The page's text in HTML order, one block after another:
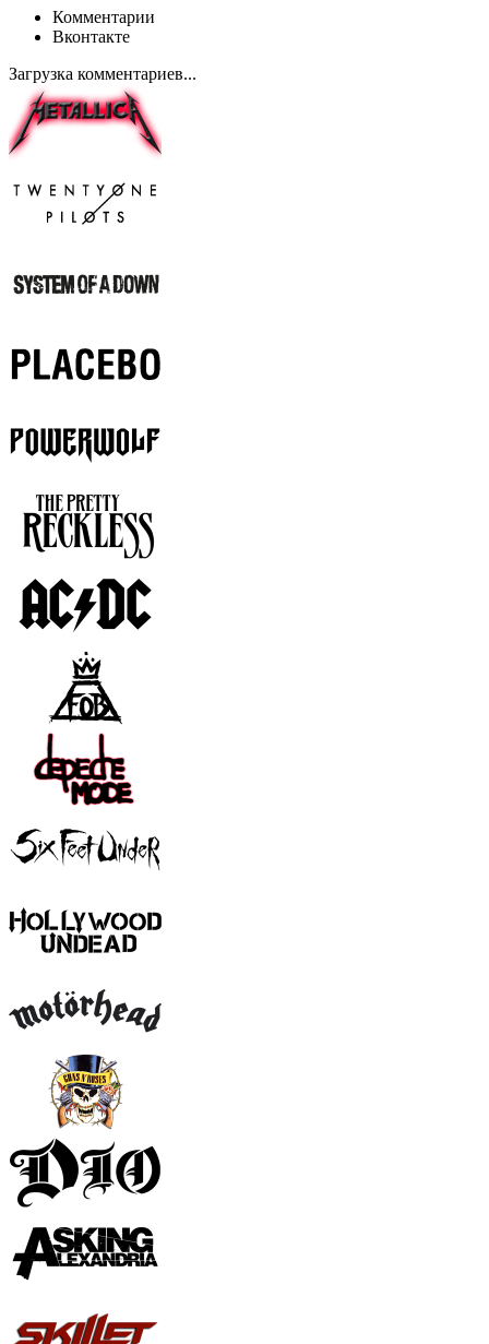
Комментарии
Вконтакте
Загрузка комментариев...